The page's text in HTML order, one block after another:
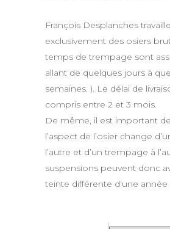
François Desplanches travaille
exclusivement des osiers
temps de trempage sont
allant de quelques jours à
semaines. ). Le délai de
compris entre 2 et 3 mois.
De même, il est important
l’aspect de l’osier change
l’autre et d’un trempage à
suspensions peuvent donc
teinte différente d’une année